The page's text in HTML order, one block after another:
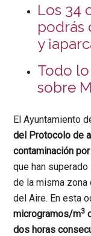
Los 34
podrás
y
Todo
sobre
El Ayuntamiento
del Protocolo de
contaminación
que han
de la misma zona
del Aire. En esta
microgramos/m3
dos horas